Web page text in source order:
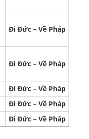
Đi Đức – Về Pháp
Đi Đức – Về Pháp
Đi Đức – Về Pháp
Đi Đức – Về Pháp
Đi Đức – Về Pháp